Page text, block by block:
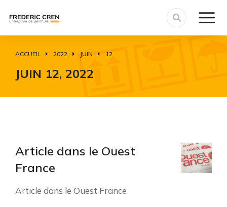
Vous êtes ici :
ACCUEIL 2022 JUIN 12
JUIN 12, 2022
Article dans le Ouest
France
Article dans le Ouest France